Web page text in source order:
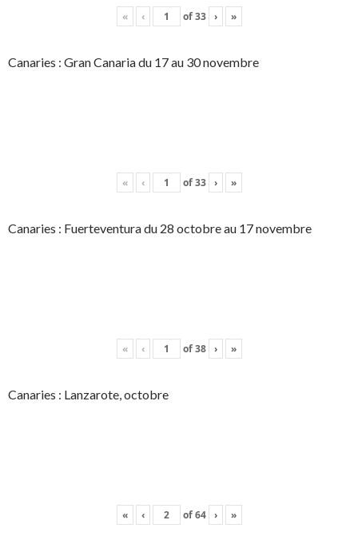
« ‹ of33 › »
Canaries : Gran Canaria du 17 au 30 novembre
« ‹ of33 › »
Canaries : Fuerteventura du 28 octobre au 17 novembre
« ‹ of38 › »
Canaries : Lanzarote, octobre
« ‹ of64 › »